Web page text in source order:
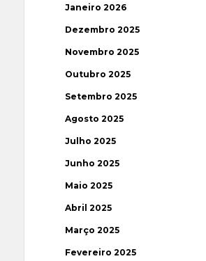
Janeiro 2026
Dezembro 2025
Novembro 2025
Outubro 2025
Setembro 2025
Agosto 2025
Julho 2025
Junho 2025
Maio 2025
Abril 2025
Março 2025
Fevereiro 2025